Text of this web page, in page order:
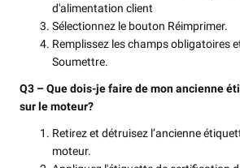
d'alimentation client
Sélectionnez le bouton Réimprimer.
Remplissez les champs obligatoires
Soumettre.
Q3 – Que dois-je faire de mon ancienne
sur le moteur?
Retirez et détruisez l’ancienne
moteur.